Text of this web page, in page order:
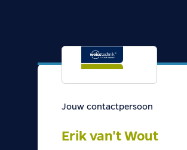
Jouw contactpersoon
Erik van't Wout